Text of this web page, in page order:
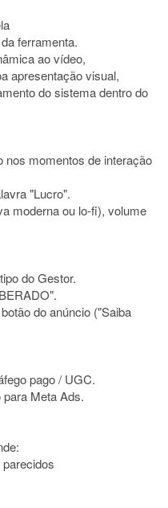
ferramenta.
ao vídeo,
apresentação visual,
do sistema dentro do
momentos de interação
"Lucro".
moderna ou lo-fi), volume
do Gestor.
do anúncio ("Saiba
pago / UGC.
Meta Ads.